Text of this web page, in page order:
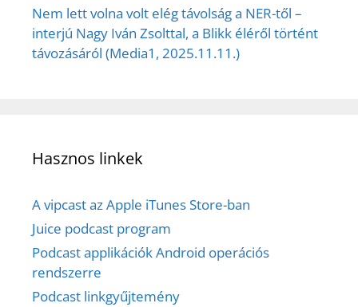
Nem lett volna volt elég távolság a NER-től –
interjú Nagy Iván Zsolttal, a Blikk éléről történt
távozásáról (Media1, 2025.11.11.)
Hasznos linkek
A vipcast az Apple iTunes Store-ban
Juice podcast program
Podcast applikációk Android operációs
rendszerre
Podcast linkgyűjtemény